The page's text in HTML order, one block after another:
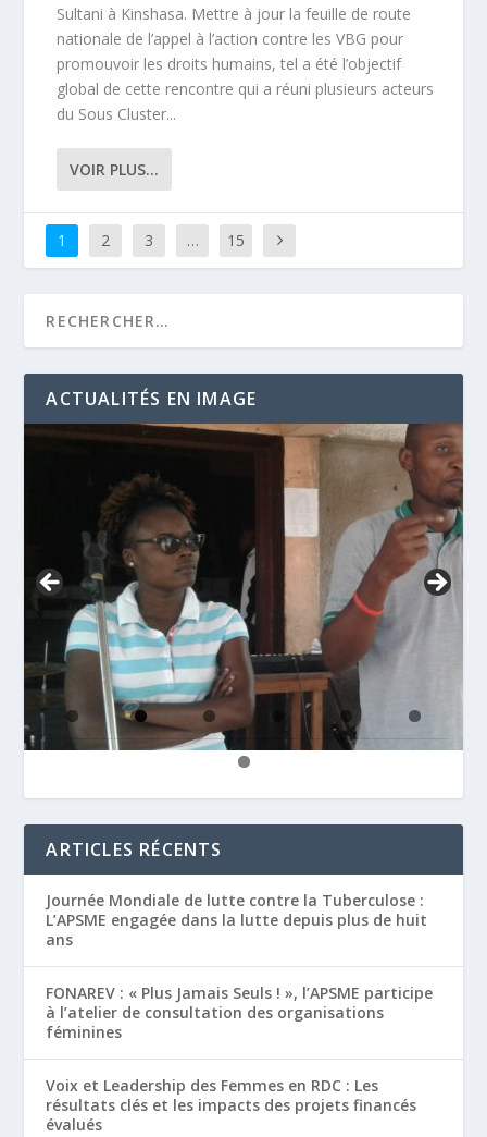
Sultani à Kinshasa. Mettre à jour la feuille de route
nationale de l’appel à l’action contre les VBG pour
promouvoir les droits humains, tel a été l’objectif
global de cette rencontre qui a réuni plusieurs acteurs
du Sous Cluster...
VOIR PLUS...
1 2 3 … 15
ACTUALITÉS EN IMAGE
ARTICLES RÉCENTS
Journée Mondiale de lutte contre la Tuberculose :
L’APSME engagée dans la lutte depuis plus de huit
ans
FONAREV : « Plus Jamais Seuls ! », l’APSME participe
à l’atelier de consultation des organisations
féminines
Voix et Leadership des Femmes en RDC : Les
résultats clés et les impacts des projets financés
évalués